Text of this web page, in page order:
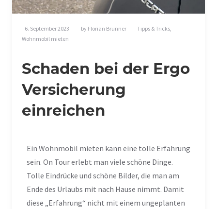
6. September 2023 by Florian Brunner Tipps & Tricks,
Wohnmobil mieten
Schaden bei der Ergo
Versicherung
einreichen
Ein Wohnmobil mieten kann eine tolle Erfahrung
sein. On Tour erlebt man viele schöne Dinge.
Tolle Eindrücke und schöne Bilder, die man am
Ende des Urlaubs mit nach Hause nimmt. Damit
diese „Erfahrung“ nicht mit einem ungeplanten